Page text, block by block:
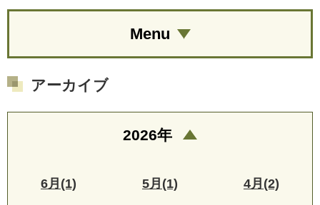
Menu
アーカイブ
2026年
6月(1) 5月(1) 4月(2)